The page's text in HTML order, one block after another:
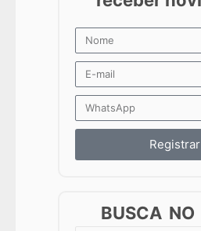
Registrar
BUSCA NO